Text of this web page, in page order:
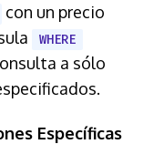
con un precio
WHERE
a sólo
Específicas